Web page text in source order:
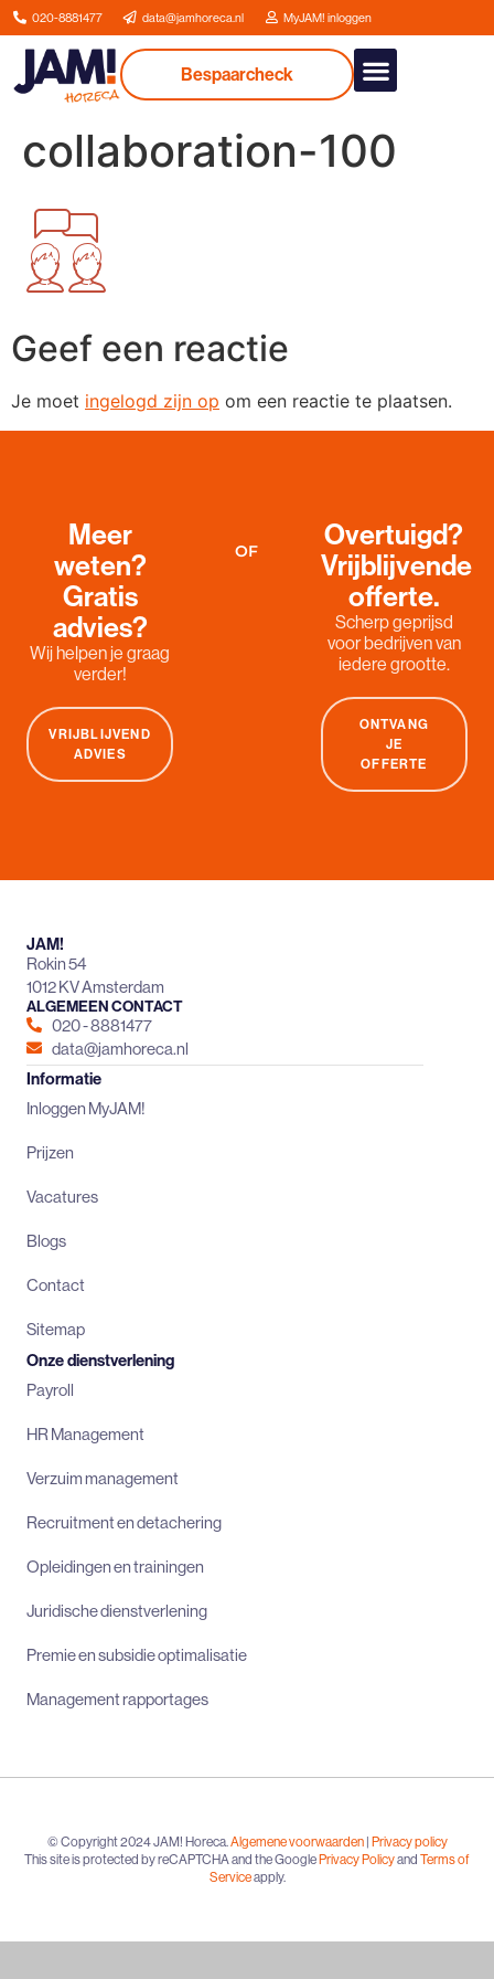
020-8881477 data@jamhoreca.nl MyJAM! inloggen
Bespaarcheck
collaboration-100
Geef een reactie
Je moet ingelogd zijn op om een reactie te plaatsen.
Meer
weten?
Gratis
advies?
Wij helpen je graag
verder!
VRIJBLIJVEND
ADVIES
OF
Overtuigd?
Vrijblijvende
offerte.
Scherp geprijsd
voor bedrijven van
iedere grootte.
ONTVANG
JE
OFFERTE
JAM!
Rokin 54
1012 KV Amsterdam
ALGEMEEN CONTACT
020 - 8881477
data@jamhoreca.nl
Informatie
Inloggen MyJAM!
Prijzen
Vacatures
Blogs
Contact
Sitemap
Onze dienstverlening
Payroll
HR Management
Verzuim management
Recruitment en detachering
Opleidingen en trainingen
Juridische dienstverlening
Premie en subsidie optimalisatie
Management rapportages
© Copyright 2024 JAM! Horeca. Algemene voorwaarden| Privacy policy
This site is protected by reCAPTCHA and the GooglePrivacy Policyand Terms of
Serviceapply.